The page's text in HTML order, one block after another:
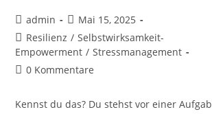
admin
Mai 15, 2025
Resilienz / Selbstwirksamkeit-
Empowerment / Stressmanagement
0 Kommentare
Kennst du das? Du stehst vor einer